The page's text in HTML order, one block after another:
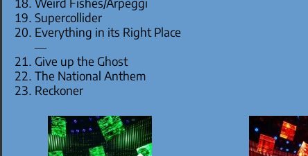
Weird Fishes/Arpeggi
Supercollider
Everything in its Right Place
—
Give up the Ghost
The National Anthem
Reckoner